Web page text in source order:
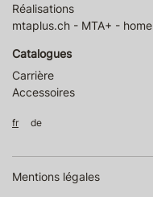
Réalisations
mtaplus.ch - MTA+ - home
Catalogues
Carrière
Accessoires
fr de
Mentions légales